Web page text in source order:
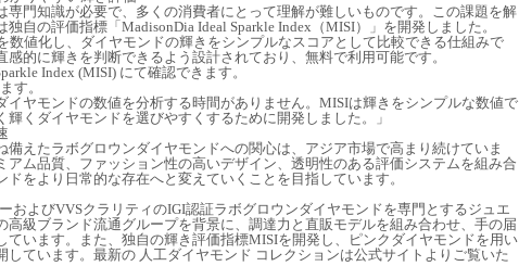
専門知識が必要で、多くの消費者にとって理解が難しいものです。この課題を解
自の評価指標「MadisonDia Ideal Sparkle Index（MISI）」を開発しました。
数値化し、ダイヤモンドの輝きをシンプルなスコアとして比較できる仕組みで
感的に輝きを判断できるよう設計されており、無料で利用可能です。
Index (MISI) にて確認できます。
す。
イヤモンドの数値を分析する時間がありません。MISIは輝きをシンプルな数値で
くダイヤモンドを選びやすくするために開発しました。」
備えたラボグロウンダイヤモンドへの関心は、アジア市場で高まり続けていま
アム品質、ファッション性の高いデザイン、透明性のある評価システムを組み合
をより日常的な存在へと変えていくことを目指しています。
およびVVSクラリティのIGI認証ラボグロウンダイヤモンドを専門とするジュエ
高級ブランド流通グループを背景に、調達力と直販モデルを組み合わせ、手の届
ています。また、独自の輝き評価指標MISIを開発し、ピンクダイヤモンドを用い
しています。最新の 人工ダイヤモンド コレクションは公式サイトよりご覧いた